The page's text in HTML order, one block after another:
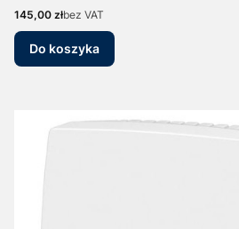
Cena
145,00 złbez VAT
Do koszyka